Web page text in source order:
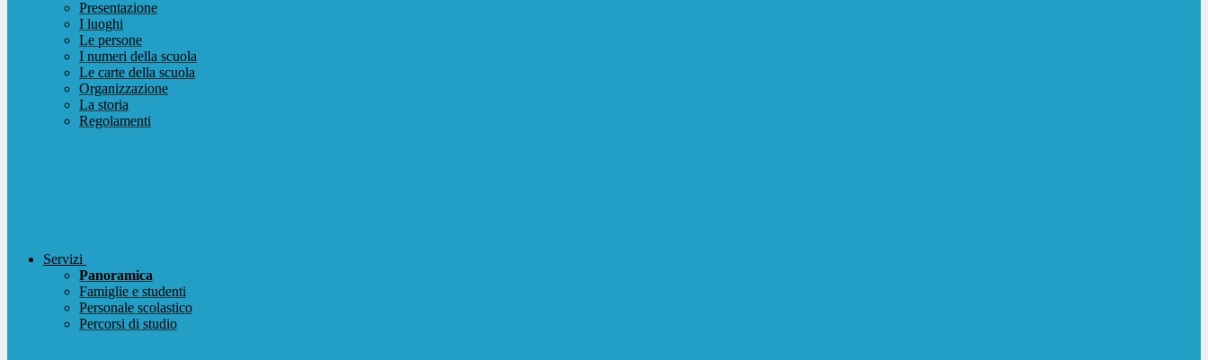
Presentazione
I luoghi
Le persone
I numeri della scuola
Le carte della scuola
Organizzazione
La storia
Regolamenti
Servizi
Panoramica
Famiglie e studenti
Personale scolastico
Percorsi di studio